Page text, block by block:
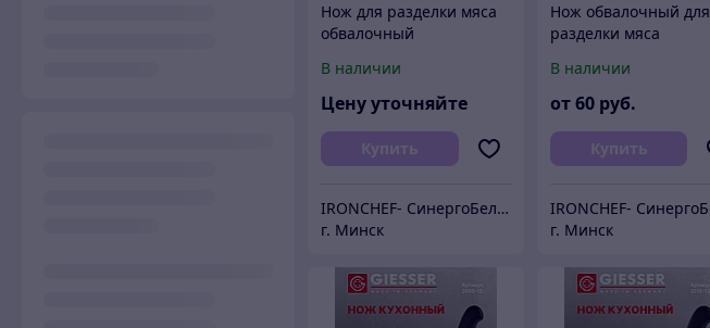
Нож для разделки мяса
обвалочный
см
В наличии
Цену уточняйте
Купить
IRONCHEF- СинергоБелСервис (для юр.лиц)
г. Минск
Нож обвалочный для
разделки мяса
см
В наличии
от60 руб.
Купить
г. Минск